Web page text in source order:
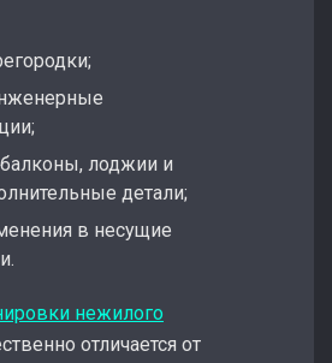
балконы, лоджии и
детали;
в несущие
нежилого
отличается от